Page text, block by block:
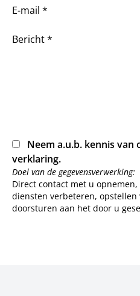
E-mail *
Bericht *
Neem a.u.b. kennis van
verklaring.
Doel van de gegevensverwerking:
Direct contact met u
diensten verbeteren,
doorsturen aan het door u